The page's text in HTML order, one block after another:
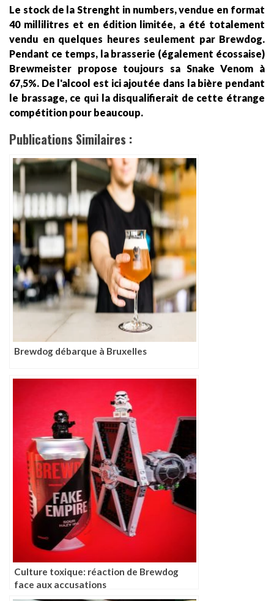
Le stock de la Strenght in numbers, vendue en format
40 millilitres et en édition limitée, a été totalement
vendu en quelques heures seulement par Brewdog.
Pendant ce temps, la brasserie (également écossaise)
Brewmeister propose toujours sa Snake Venom à
67,5%. De l'alcool est ici ajoutée dans la bière pendant
le brassage, ce qui la disqualifierait de cette étrange
compétition pour beaucoup.
Publications Similaires :
Brewdog débarque à Bruxelles
Culture toxique: réaction de Brewdog
face aux accusations